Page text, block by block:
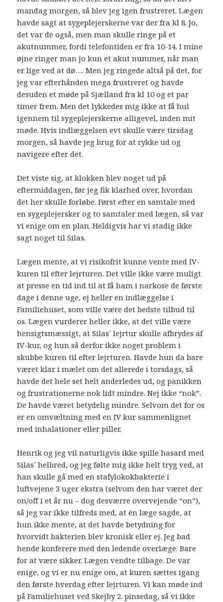
mandag morgen, så blev jeg igen frustreret. Lægen
havde sagt at sygeplejerskerne var der fra kl 8. Jo,
det var de også, men man skulle ringe på et
akutnummer, fordi telefontiden er fra 10-14. I mine
øjne ringer man jo kun et akut nummer, når man
er lige ved at dø…. Men jeg ringede altså på det, for
jeg var efterhånden mega frustreret og havde
desuden et møde på Sjælland fra kl 10 og et par
timer frem. Men det lykkedes mig ikke at få hul
igennem til sygeplejerskerne alligevel, inden mit
møde. Hvis indlæggelsen evt skulle være tirsdag
morgen, så havde jeg brug for at rykke ud og
navigere efter det.
Det viste sig, at klokken blev noget ud på
eftermiddagen, før jeg fik klarhed over, hvordan
det her skulle forløbe. Først efter en samtale med
en sygeplejersker og to samtaler med lægen, så var
vi enige om en plan. Heldigvis har vi stadig ikke
sagt noget til Silas.
Lægen mente, at vi risikofrit kunne vente med IV-
kuren til efter lejrturen. Det ville ikke være muligt
at presse en tid ind til at få ham i narkose de første
dage i denne uge, ej heller en indlæggelse i
Familiehuset, som ville være det bedste tilbud til
os. Lægen vurderer heller ikke, at det ville være
hensigtsmæssigt, at Silas´ lejrtur skulle afbrydes af
IV-kur, og hun så derfor ikke noget problem i
skubbe kuren til efter lejrturen. Havde hun da bare
været klar i mælet om det allerede i torsdags, så
havde det hele set helt anderledes ud, og panikken
og frustrationerne nok lidt mindre. Nej ikke “nok”.
De havde været betydelig mindre. Selvom det for os
er en omvæltning med en IV kur sammenlignet
med inhalationer eller piller.
Henrik og jeg vil naturligvis ikke spille hasard med
Silas´ helbred, og jeg følte mig ikke helt tryg ved, at
han skulle gå med en stafylokokbakterie i
luftvejene 3 uger ekstra (selvom den har været der
on/off i et år nu – dog desværre overvejende “on”),
så jeg var ikke tilfreds med, at én læge sagde, at
hun ikke mente, at det havde betydning for
hvorvidt bakterien blev kronisk eller ej. Jeg bad
hende konferere med den ledende overlæge. Bare
for at være sikker. Lægen vendte tilbage. De var
enige, og vi er nu enige om, at kuren sættes igang
den første hverdag efter lejrturen. Vi kan møde ind
på Familiehuset ved Skejby 2. pinsedag, så vi ikke